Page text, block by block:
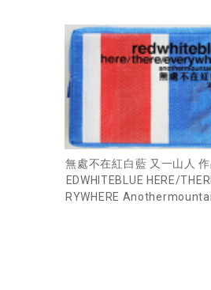
無處不在紅白藍 又一山人 作
EDWHITEBLUE HERE/
RYWHERE